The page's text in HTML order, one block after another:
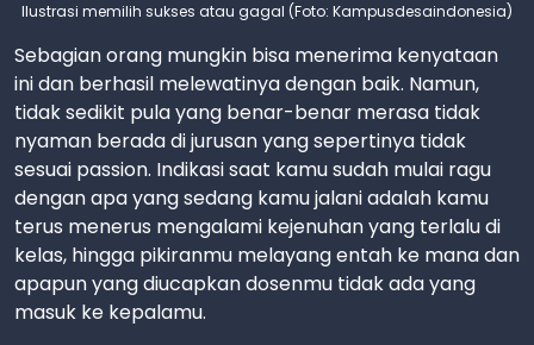
Ilustrasi memilih sukses atau gagal (Foto: Kampusdesaindonesia)
Sebagian orang mungkin bisa menerima kenyataan
ini dan berhasil melewatinya dengan baik. Namun,
tidak sedikit pula yang benar-benar merasa tidak
nyaman berada di jurusan yang sepertinya tidak
sesuai passion. Indikasi saat kamu sudah mulai ragu
dengan apa yang sedang kamu jalani adalah kamu
terus menerus mengalami kejenuhan yang terlalu di
kelas, hingga pikiranmu melayang entah ke mana dan
apapun yang diucapkan dosenmu tidak ada yang
masuk ke kepalamu.